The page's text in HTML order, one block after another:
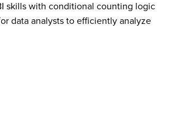
skills with conditional counting logic
data analysts to efficiently analyze